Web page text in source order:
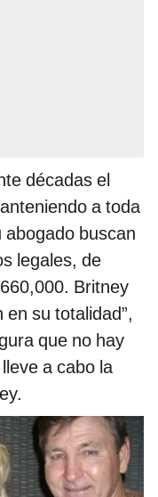
décadas el
a toda
buscan
legales, de
Britney
su totalidad”,
que no hay
a cabo la